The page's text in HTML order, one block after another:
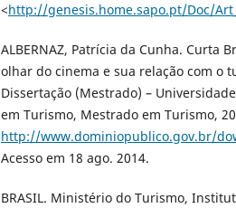
<http://genesis.home.sapo.pt/Doc/
ALBERNAZ, Patrícia da Cunha. Curta
olhar do cinema e sua relação com o
Dissertação (Mestrado) –
em Turismo, Mestrado em Turismo,
http://www.dominiopublico.gov.br/
Acesso em 18 ago. 2014.
BRASIL. Ministério do Turismo,